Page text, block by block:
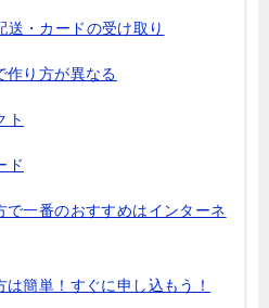
送・カードの受け取り
作り方が異なる
ト
ド
で一番のおすすめはインターネ
簡単！すぐに申し込もう！